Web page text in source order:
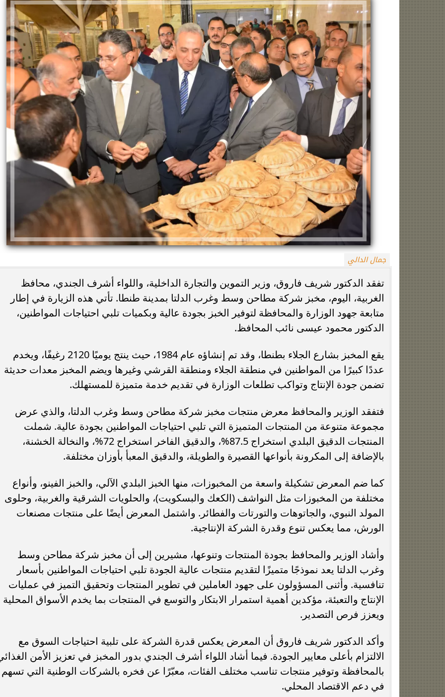
جمال الدالي
تفقد الدكتور شريف فاروق، وزير التموين والتجارة الداخلية، واللواء أشرف الجندي، محافظ
الغربية، اليوم، مخبز شركة مطاحن وسط وغرب الدلتا بمدينة طنطا. تأتي هذه الزيارة في إطار
متابعة جهود الوزارة والمحافظة لتوفير الخبز بجودة عالية وبكميات تلبي احتياجات المواطنين،
الدكتور محمود عيسى نائب المحافظ.
يقع المخبز بشارع الجلاء بطنطا، وقد تم إنشاؤه عام 1984، حيث ينتج يوميًا 2120 رغيفًا، ويخدم
عددًا كبيرًا من المواطنين في منطقة الجلاء ومنطقة القرشي وغيرها ويضم المخبز معدات حديثة
تضمن جودة الإنتاج وتواكب تطلعات الوزارة في تقديم خدمة متميزة للمستهلك.
فتفقد الوزير والمحافظ معرض منتجات مخبز شركة مطاحن وسط وغرب الدلتا، والذي عرض
مجموعة متنوعة من المنتجات المتميزة التي تلبي احتياجات المواطنين بجودة عالية. شملت
المنتجات الدقيق البلدي استخراج 87.5%، والدقيق الفاخر استخراج 72%، والنخالة الخشنة،
بالإضافة إلى المكرونة بأنواعها القصيرة والطويلة، والدقيق المعبأ بأوزان مختلفة.
كما ضم المعرض تشكيلة واسعة من المخبوزات، منها الخبز البلدي الآلي، والخبز الفينو، وأنواع
مختلفة من المخبوزات مثل النواشف (الكعك والبسكويت)، والحلويات الشرقية والغربية، وحلوى
المولد النبوي، والجاتوهات والتورتات والفطائر. واشتمل المعرض أيضًا على منتجات مصنعات
الورش، مما يعكس تنوع وقدرة الشركة الإنتاجية.
وأشاد الوزير والمحافظ بجودة المنتجات وتنوعها، مشيرين إلى أن مخبز شركة مطاحن وسط
وغرب الدلتا يعد نموذجًا متميزًا لتقديم منتجات عالية الجودة تلبي احتياجات المواطنين بأسعار
تنافسية. وأثنى المسؤولون على جهود العاملين في تطوير المنتجات وتحقيق التميز في عمليات
الإنتاج والتعبئة، مؤكدين أهمية استمرار الابتكار والتوسع في المنتجات بما يخدم الأسواق المحلية
ويعزز فرص التصدير.
وأكد الدكتور شريف فاروق أن المعرض يعكس قدرة الشركة على تلبية احتياجات السوق مع
الالتزام بأعلى معايير الجودة. فيما أشاد اللواء أشرف الجندي بدور المخبز في تعزيز الأمن
بالمحافظة وتوفير منتجات تناسب مختلف الفئات، معبّرًا عن فخره بالشركات الوطنية التي تسهم
في دعم الاقتصاد المحلي.
زينة عمرو تتوج بجائزة الأفضل بعد تأهل مصر
التاريخي لنصف نهائي مونديال...
السيسي يدعم ناشئات مصر لكرة اليد بعد